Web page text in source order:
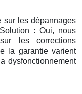
sur les dépannages
: Oui, nous
les corrections
la garantie varient
dysfonctionnement